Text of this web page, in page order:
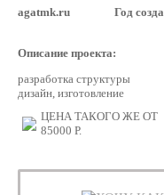
agatmk.ru Год
Описание проекта:
разработка структуры
дизайн, изготовление
ЦЕНА ТАКОГО ЖЕ ОТ
85000 Р.